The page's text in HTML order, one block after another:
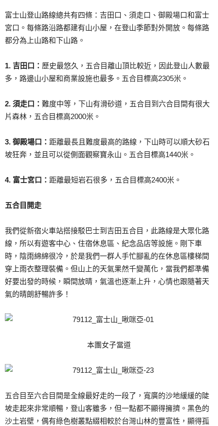
富士山登山路線總共有四條：吉田口、須走口、御殿場口和富士
宮口。每條路沿路都建有山小屋，在登山季節對外開放。每條路
都分為上山路和下山路。
1. 吉田口： 歷史最悠久，五合目離山頂比較近，因此登山人數最
多，路邊山小屋和商業設施也最多。五合目標高2305米。
2. 須走口： 難度中等，下山有滑砂道，五合目到六合目間有很大
片森林，五合目標高2000米。
3. 御殿場口： 距離最長且難度最高的路線，下山時可以順大砂石
坡狂奔，並且可以從側面觀察寶永山。五合目標高1440米。
4. 富士宮口： 距離最短岩石很多，五合目標高2400米。
五合目開走
我們從新宿火車站搭接駁巴士到吉田五合目，此路線是大眾化路
線，所以有遊客中心、住宿休息區、紀念品店等設施。剛下車
時，陰雨綿綿很冷，於是我們一群人手忙腳亂的在休息區樓梯間
穿上雨衣整理裝備。但山上的天氣果然千變萬化，當我們都準備
好要出發的時候，瞬間放晴，氣溫也逐漸上升，心情也跟隨著天
氣的晴朗舒暢許多！
本團女子當道
五合目至六合目間是全線最好走的一段了，寬廣的沙地緩緩的陡
坡走起來非常順暢，登山客雖多，但一點都不顯得擁擠。黑色的
沙土岩壁，偶有綠色樹叢點綴相較於台灣山林的豐富性，顯得孤